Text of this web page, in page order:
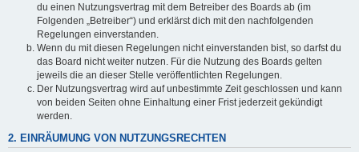
du einen Nutzungsvertrag mit dem Betreiber des Boards ab (im
Folgenden „Betreiber“) und erklärst dich mit den nachfolgenden
Regelungen einverstanden.
Wenn du mit diesen Regelungen nicht einverstanden bist, so darfst du
das Board nicht weiter nutzen. Für die Nutzung des Boards gelten
jeweils die an dieser Stelle veröffentlichten Regelungen.
Der Nutzungsvertrag wird auf unbestimmte Zeit geschlossen und kann
von beiden Seiten ohne Einhaltung einer Frist jederzeit gekündigt
werden.
2. EINRÄUMUNG VON NUTZUNGSRECHTEN